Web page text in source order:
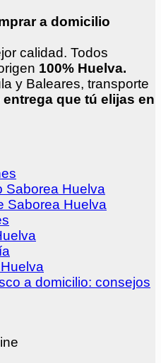
a domicilio
calidad. Todos
100% Huelva.
y Baleares, transporte
que tú elijas en
Saborea Huelva
Saborea Huelva
a domicilio: consejos